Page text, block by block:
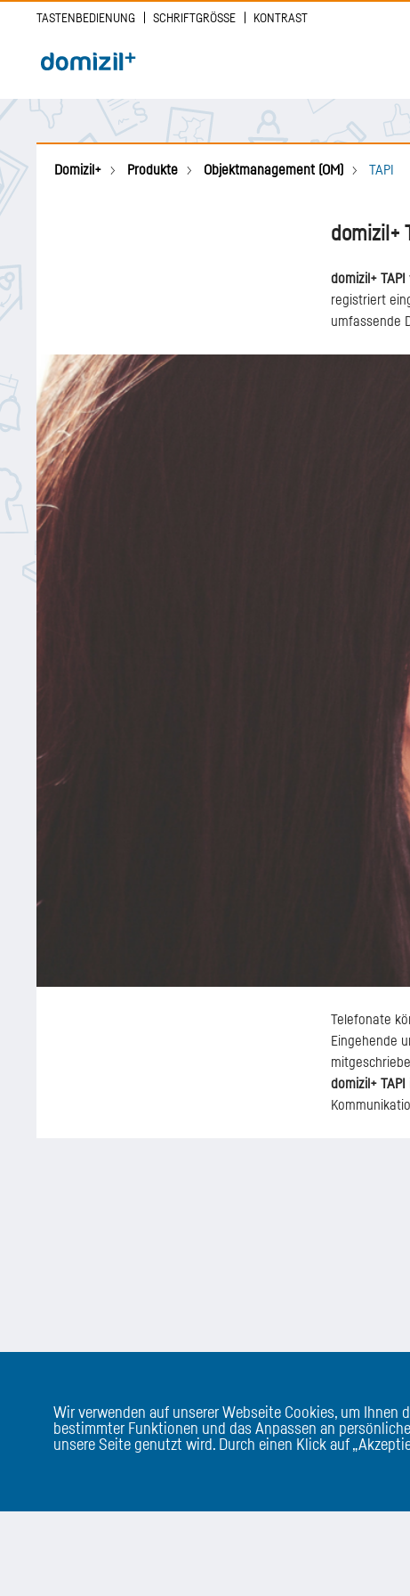
Wir verwenden auf unserer Webseite Cookies, um
bestimmter Funktionen und das Anpassen an
unsere Seite genutzt wird. Durch einen Klick auf
TASTENBEDIENUNG SCHRIFTGRÖSSE KONTRAST
Main navigation
Breadcrumb
Domizil+ Produkte Objektmanagement (OM) TAPI
domizil+
domizil+ TAPI
registriert
umfassende
Telefonate
Eingehende
domizil+ TAPI